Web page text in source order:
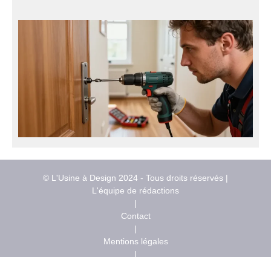
© L'Usine à Design 2024 - Tous droits réservés |
L'équipe de rédactions
|
Contact
|
Mentions légales
|